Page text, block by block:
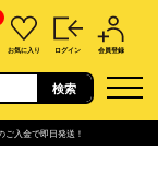
お気に入り ログイン 会員登録
ご入金で即日発送！